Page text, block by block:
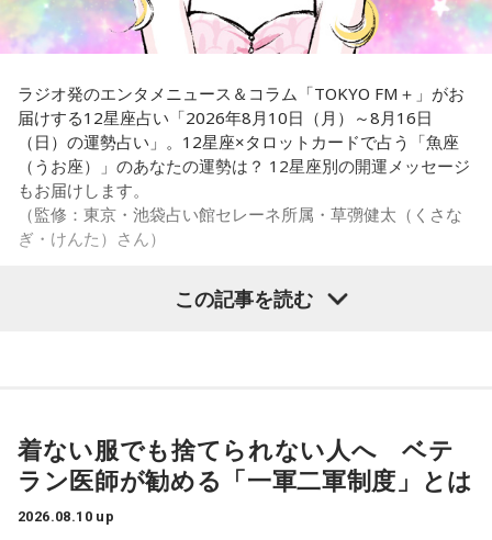
■ゲスト：紅しょうが
■メールアドレス： fz@allnightnippon.com
■番組X：@fz_annX
■番組ハッシュタグ：#ふるっぱーANNX
◆この番組は、radikoのタイムフリー機能で、放送1週間後ま
で聴くことができる。
⇒http://radiko.jp/share/?sid=LFR&t=20260825000000
ラジオ発のエンタメニュース＆コラム「TOKYO FM＋」がお
届けする12星座占い「2026年8月10日（月）～8月16日
（日）の運勢占い」。12星座×タロットカードで占う「魚座
（うお座）」のあなたの運勢は？ 12星座別の開運メッセージ
もお届けします。
（監修：東京・池袋占い館セレーネ所属・草彅健太（くさな
ぎ・けんた）さん）
が、確かな手応えとともに現れる。話が来たら迷わず掴も
う。日食による混乱のなかでも、あなたの足元には確かな地
面がある。浮つくことなく、目の前の現実的な機会に着実に
この記事を読む
着ない服でも捨てられない人へ ベテ
ラン医師が勧める「一軍二軍制度」とは
2026.08.10 up